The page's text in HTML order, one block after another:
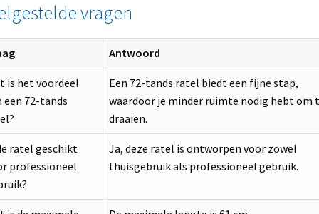
vragen
Antwoord
is het voordeel
een 72-tands
Een 72-tands ratel biedt een fijne stap,
waardoor je minder ruimte nodig hebt om
draaien.
ratel geschikt
professioneel
Ja, deze ratel is ontworpen voor zowel
thuisgebruik als professioneel gebruik.